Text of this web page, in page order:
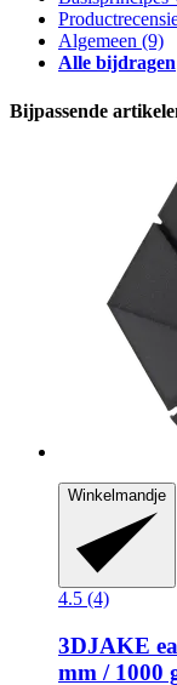
Algemeen (9)
Alle bijdragen
Bijpassende
Winkelmandje
4.5 (4)
3DJAKE
mm / 1000